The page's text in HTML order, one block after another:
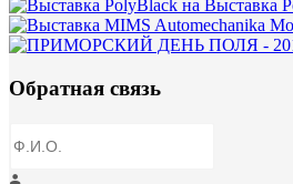
Выставка
Обратная связь